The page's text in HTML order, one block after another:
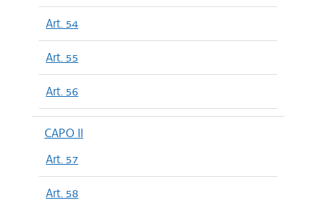
Art. 54
Art. 55
Art. 56
CAPO II
Art. 57
Art. 58